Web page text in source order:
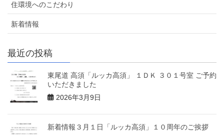
住環境へのこだわり
新着情報
最近の投稿
東尾道 高須「ルッカ高須」 １ＤＫ ３０１号室 ご予約
いただきました
2026年3月9日
新着情報３月１日「ルッカ高須」１０周年のご挨拶